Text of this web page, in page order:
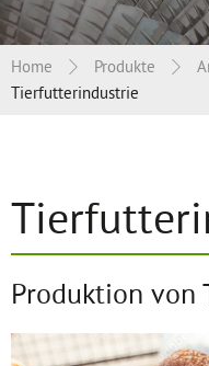
Home Produkte
Tierfutterindustrie
Produktion von